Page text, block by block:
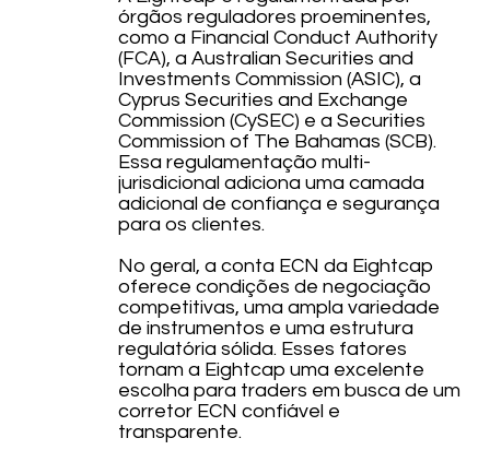
órgãos reguladores proeminentes,
como a Financial Conduct Authority
(FCA), a Australian Securities and
Investments Commission (ASIC), a
Cyprus Securities and Exchange
Commission (CySEC) e a Securities
Commission of The Bahamas (SCB).
Essa regulamentação multi-
jurisdicional adiciona uma camada
adicional de confiança e segurança
para os clientes.
No geral, a conta ECN da Eightcap
oferece condições de negociação
competitivas, uma ampla variedade
de instrumentos e uma estrutura
regulatória sólida. Esses fatores
tornam a Eightcap uma excelente
escolha para traders em busca de um
corretor ECN confiável e
transparente.